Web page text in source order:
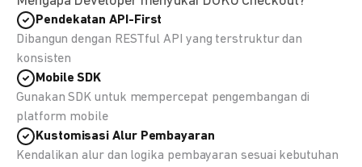
Pendekatan API-First
Dibangun dengan RESTful API yang terstruktur dan
konsisten
Mobile SDK
Gunakan SDK untuk mempercepat pengembangan di
platform mobile
Kustomisasi Alur Pembayaran
Kendalikan alur dan logika pembayaran sesuai kebutuhan